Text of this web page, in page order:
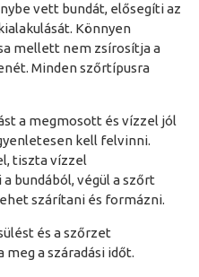
vett bundát, elősegíti az
Könnyen
mellett nem zsírosítja a
Minden szőrtípusra
a megmosott és vízzel jól
kell felvinni.
tiszta vízzel
bundából, végül a szőrt
szárítani és formázni.
és a szőrzet
a száradási időt.